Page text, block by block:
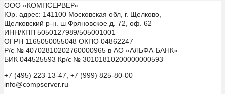
ООО «КОМПСЕРВЕР»
Юр. адрес: 141100 Московская обл, г. Щелково,
Щелковский р-н. ш Фряновское д. 72, оф. 62
ИНН/КПП 5050127989/505001001
ОГРН 1165050055048 ОКПО 04862247
Р/с № 40702810202760000965 в АО «АЛЬФА-БАНК»
БИК 044525593 Кр/с № 30101810200000000593
+7 (495) 223-13-47, +7 (999) 825-80-00
info@compserver.ru